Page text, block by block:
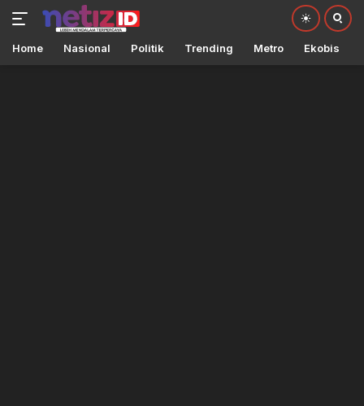
Home Nasional Politik Trending Metro Ekobis